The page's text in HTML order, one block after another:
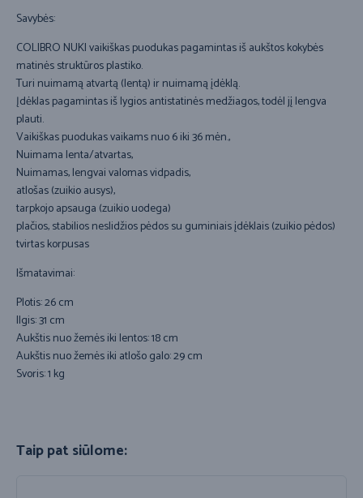
Savybės:
COLIBRO NUKI vaikiškas puodukas pagamintas iš aukštos kokybės
matinės struktūros plastiko.
Turi nuimamą atvartą (lentą) ir nuimamą įdėklą.
Įdėklas pagamintas iš lygios antistatinės medžiagos, todėl jį lengva
plauti.
Vaikiškas puodukas vaikams nuo 6 iki 36 mėn.,
Nuimama lenta/atvartas,
Nuimamas, lengvai valomas vidpadis,
atlošas (zuikio ausys),
tarpkojo apsauga (zuikio uodega)
plačios, stabilios neslidžios pėdos su guminiais įdėklais (zuikio pėdos)
tvirtas korpusas
Išmatavimai:
Plotis: 26 cm
Ilgis: 31 cm
Aukštis nuo žemės iki lentos: 18 cm
Aukštis nuo žemės iki atlošo galo: 29 cm
Svoris: 1 kg
Taip pat siūlome: